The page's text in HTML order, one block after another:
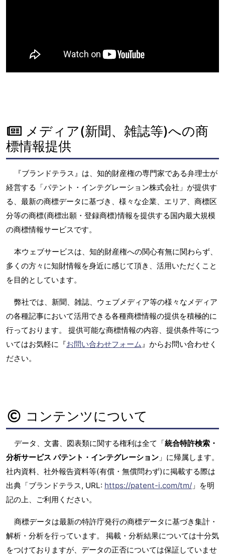
メディア(新聞、雑誌等)への商
標情報提供
『ブランドテラス』は、知的財産権の専門家である弁理士が
経営する「パテント・インテグレーション株式会社」が提供す
る、最新の商標データに基づき、様々な企業、エリア、商標区
分等の商標(商標出願・登録商標)情報を提供する国内最大規模
の商標情報サービスです。
本ウェブサービスは、知的財産権への関心有無に関わらず、
多くの方々に知財情報を身近に感じて頂き、活用いただくこと
を目的としています。
弊社では、新聞、雑誌、ウェブメディア等の様々なメディア
の各種記事において活用できる各種商標情報の提供を積極的に
行っております。 提供可能な商標情報の内容、提供条件等につ
いてはお気軽に『お問い合わせフォーム』からお問い合わせく
ださい。
コンテンツについて
データ、文書、図表類に関する権利は全て「統合特許検索・
分析サービス パテント・インテグレーション 」に帰属します。
社内資料、社外報告資料等(有償・無償問わず)に掲載する際は
出典「ブランドテラス, URL: https://patent-i.com/tm/ 」を明
記の上、ご利用ください。
商標データは最新の特許庁発行の商標データに基づき集計・
解析・分析を行っています。 掲載・分析結果については十分気
をつけておりますが、データの正否については保証していませ